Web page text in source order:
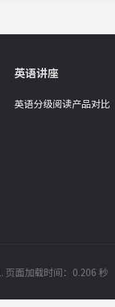
英语讲座
英语分级阅读产品对比
. 页面加载时间：0.206 秒